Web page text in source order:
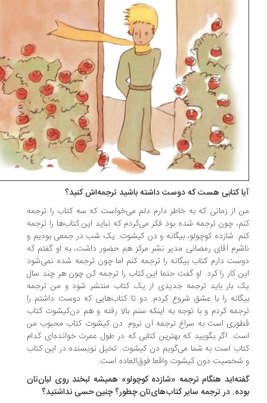
کتابی هست که دوست داشته باشید ترجمه‌اش کنید؟
از زمانی که به خاطر دارم دلم می‌خواست که سه کتاب را ترجمه
چون ترجمه شده بود فکر می‌کردم که نباید این کتاب‌ها را ترجمه
شازده کوچولو، بیگانه و دن کیشوت. یک شب در جمعی بودیم و
آقای رمضانی مدیر نشر مرکز هم حضور داشت، به او گفتم که
دارم کتاب بیگانه را ترجمه کنم اما چون ترجمه شده نمی‌شود
کار را کرد. او گفت حتما این کتاب را ترجمه کن چون هر چند سال
بار باید ترجمه جدیدی از یک کتاب منتشر شود و من ترجمه
را با عشق شروع کردم. دو تا کتاب‌هایی که دوست داشتم را
کردم و با توجه به اینکه سنم بالا رفته و هم دن‌کیشوت کتاب
است به سراغ ترجمه آن نروم. دن کیشوت کتاب محبوب من
اگر بگویید که بهترین کتابی که در طول عمرت خوانده‌ای کدام
است به شما می‌گویم دن کیشوت. تخیل نویسنده در این کتاب
دون کیشوت واقعا فوق‌العاده است.
هنگام ترجمه «شازده کوچولو» همیشه لبخند روی لبان‌تان
در ترجمه سایر کتاب‌های‌تان چطور؟ چنین حسی نداشتید؟